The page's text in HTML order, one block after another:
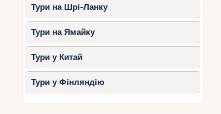
Тури на Шрі-Ланку
Тури на Ямайку
Тури у Китай
Тури у Фінляндію